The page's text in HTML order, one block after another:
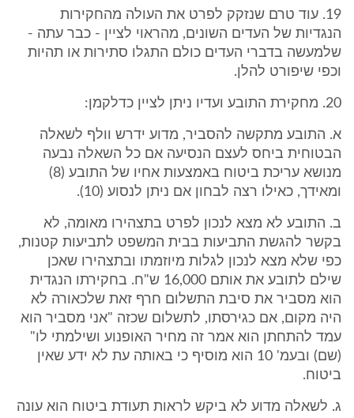
19. עוד טרם שנזקק לפרט את העולה מהחקירות
הנגדיות של העדים השונים, מהראוי לציין - כבר עתה -
שלמעשה בדברי העדים כולם התגלו סתירות או תהיות
וכפי שיפורט להלן.
20. מחקירת התובע ועדיו ניתן לציין כדלקמן:
א. התובע מתקשה להסביר, מדוע ידרש וולף לשאלה
הבטוחית ביחס לעצם הנסיעה אם כל השאלה נבעה
מנושא עריכת ביטוח באמצעות אחיו של התובע (8)
ומאידך, כאילו רצה לבחון אם ניתן לנסוע (10).
ב. התובע לא מצא לנכון לפרט בתצהירו מאומה, לא
בקשר להגשת התביעות בבית המשפט לתביעות קטנות,
כפי שלא מצא לנכון לגלות מיוזמתו ובתצהירו שאכן
שילם לתובע את אותם 16,000 ש"ח. בחקירתו הנגדית
הוא מסביר את סיבת התשלום חרף זאת שלכאורה לא
היה מקום, אם כגירסתו, לתשלום שכזה "אני מסביר הוא
עמד להתחתן הוא אמר זה מחיר האופנוע ושילמתי לו"
(שם) ובעמ' 10 הוא מוסיף כי באותה עת לא ידע שאין
ביטוח.
ג. לשאלה מדוע לא ביקש לראות תעודת ביטוח הוא עונה